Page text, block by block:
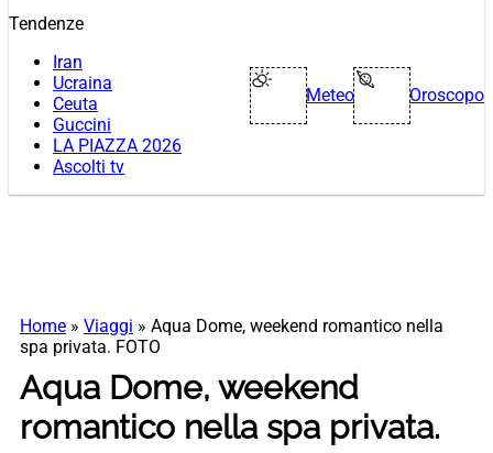
Tendenze
Iran
Ucraina
Ceuta
Guccini
LA PIAZZA 2026
Ascolti tv
Meteo Oroscopo
Home » Viaggi » Aqua Dome, weekend romantico nella
spa privata. FOTO
Aqua Dome, weekend
romantico nella spa privata.